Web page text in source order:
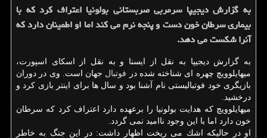
به گزارش دیجیپا سرمربی صربستانی بولونیا اعتراف كرد كه با
بیماری سرطان خون دست و پنجه نرم می كند اما او اطمینان دارد كه
آنرا شكست می دهد.
به گزارش دیجیپا به نقل از ایسنا و به نقل از اسكای اسپورت،
میهایلوویچ چهره ای شناخته شده در فوتبال جهان است. وی در دوران
بازیگری خود فوتبالیستی نام آشنا بود و سال ها برای اینتر بازی كرد و
درخشید.
میهایلوویچ كه هدایت بولونیا را برعهده دارد اعتراف كرد كه سرطان
خون دارد اما با این وجود ناامید نمی گردد.
او در حالیكه اشك می ریخت اظهار داشت: در این جنگ به خاطر